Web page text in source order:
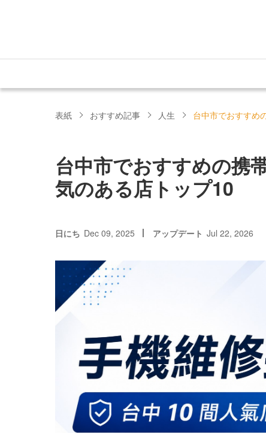
表紙 おすすめ記事 人生 台中市でおすすめ
台中市でおすすめの携
気のある店トップ10
日にち Dec 09, 2025 アップデート Jul 22, 2026